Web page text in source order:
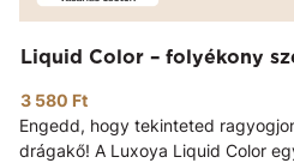
Liquid Color – folyékony
3 580 Ft
Engedd, hogy tekinteted
drágakő! A Luxoya Liquid Color